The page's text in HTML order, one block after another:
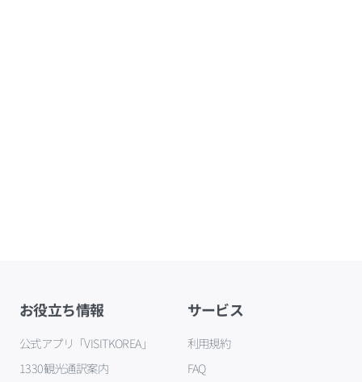
お役立ち情報
公式アプリ「VISITKOREA」
1330観光通訳案内
サービス
利用規約
FAQ